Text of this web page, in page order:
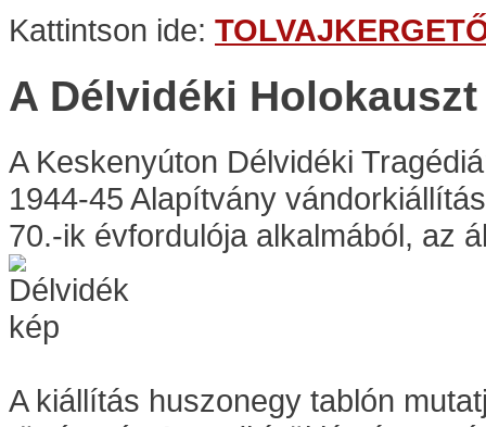
Kattintson ide:
A Délvidéki
A Keskenyúton Délvidéki
1944-45 Alapítvány
70.-ik évfordulója alkalmából, az
A kiállítás huszonegy tablón